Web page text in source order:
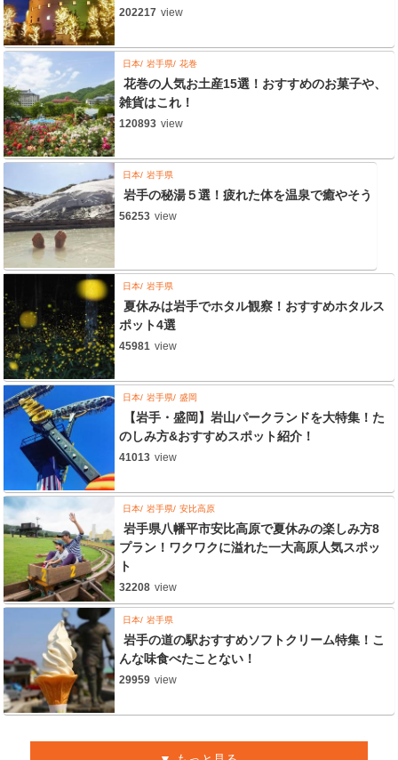
202217 view
日本 岩手県 花巻
花巻の人気お土産15選！おすすめのお菓子や、
雑貨はこれ！
120893 view
日本 岩手県
岩手の秘湯５選！疲れた体を温泉で癒やそう
56253 view
日本 岩手県
夏休みは岩手でホタル観察！おすすめホタルス
ポット4選
45981 view
日本 岩手県 盛岡
【岩手・盛岡】岩山パークランドを大特集！た
のしみ方&おすすめスポット紹介！
41013 view
日本 岩手県 安比高原
岩手県八幡平市安比高原で夏休みの楽しみ方8
プラン！ワクワクに溢れた一大高原人気スポッ
ト
32208 view
日本 岩手県
岩手の道の駅おすすめソフトクリーム特集！こ
んな味食べたことない！
29959 view